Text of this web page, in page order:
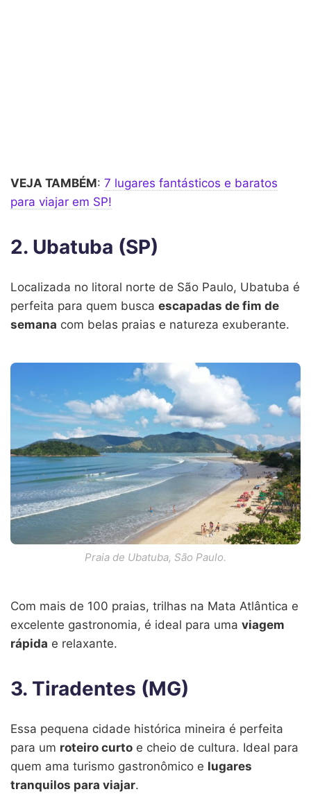
VEJA TAMBÉM: 7 lugares fantásticos e baratos
para viajar em SP!
2. Ubatuba (SP)
Localizada no litoral norte de São Paulo, Ubatuba é
perfeita para quem busca escapadas de fim de
semana com belas praias e natureza exuberante.
Praia de Ubatuba, São Paulo.
Com mais de 100 praias, trilhas na Mata Atlântica e
excelente gastronomia, é ideal para uma viagem
rápida e relaxante.
3. Tiradentes (MG)
Essa pequena cidade histórica mineira é perfeita
para um roteiro curto e cheio de cultura. Ideal para
quem ama turismo gastronômico e lugares
tranquilos para viajar.